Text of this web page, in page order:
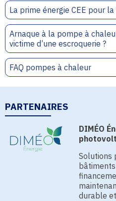
La prime énergie CEE pour
Arnaque à la pompe à
victime d’une escroquerie ?
FAQ pompes à chaleur
PARTENAIRES
DIMÉO
Solutions
durable